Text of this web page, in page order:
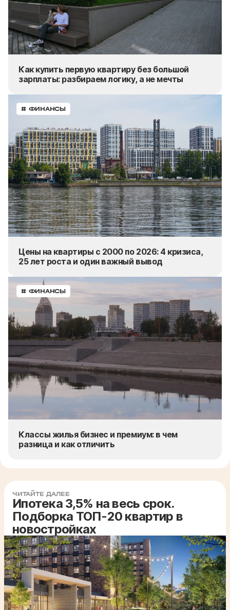
Как купить первую квартиру без большой
зарплаты: разбираем логику, а не мечты
# ФИНАНСЫ
Цены на квартиры с 2000 по 2026: 4 кризиса,
25 лет роста и один важный вывод
# ФИНАНСЫ
Классы жилья бизнес и премиум: в чем
разница и как отличить
ЧИТАЙТЕ ДАЛЕЕ
Ипотека 3,5% на весь срок.
Подборка ТОП-20 квартир в
новостройках